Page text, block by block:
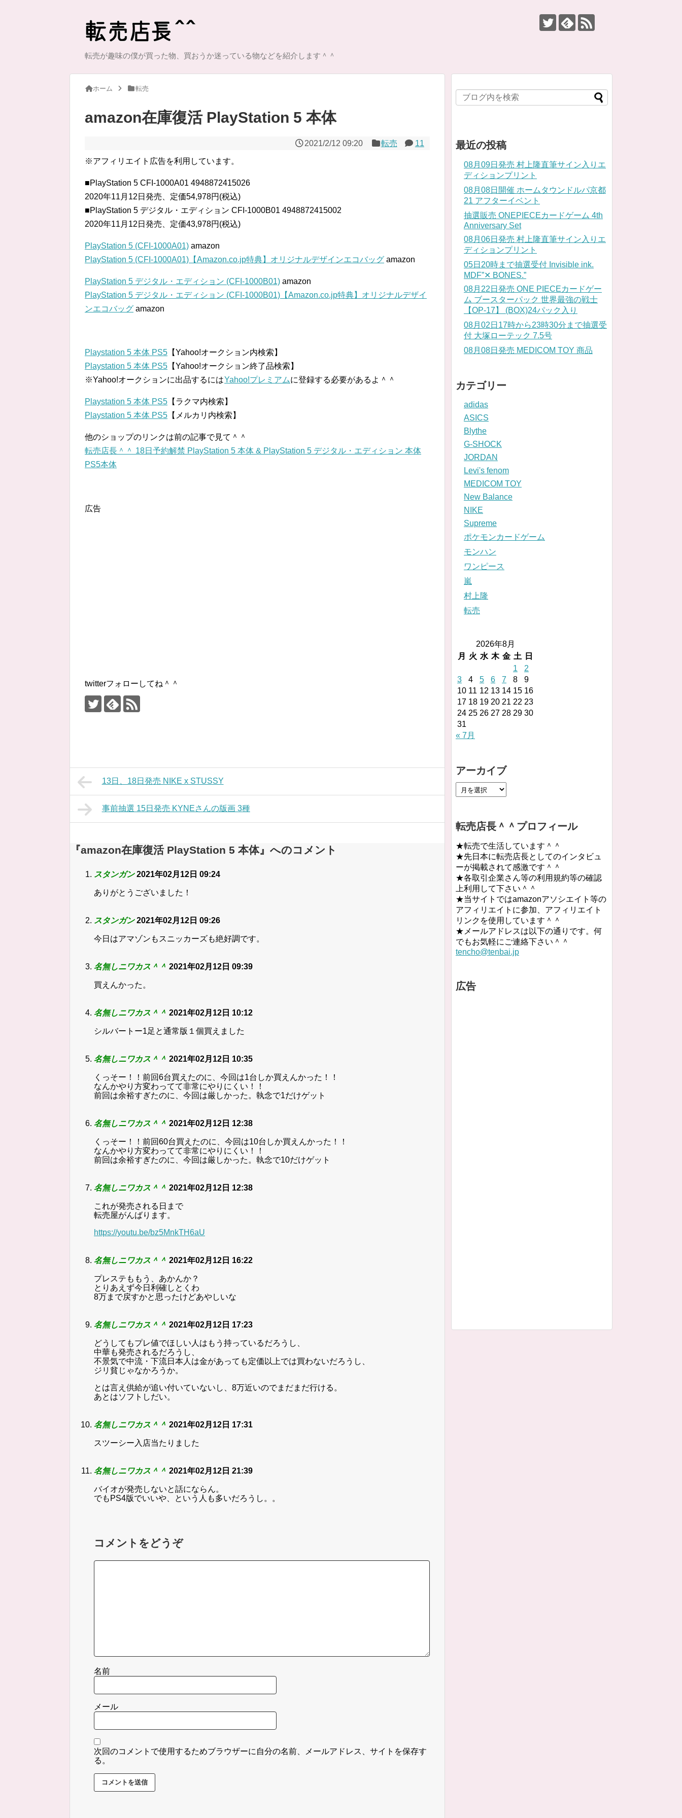
転売が趣味の僕が買った物、買おうか迷っている物などを紹介します＾＾
ホーム 転売
amazon在庫復活 PlayStation 5 本体
2021/2/12 09:20 転売 11
※アフィリエイト広告を利用しています。
■PlayStation 5 CFI-1000A01 4948872415026
2020年11月12日発売、定価54,978円(税込)
■PlayStation 5 デジタル・エディション CFI-1000B01 4948872415002
2020年11月12日発売、定価43,978円(税込)
PlayStation 5 (CFI-1000A01) amazon
PlayStation 5 (CFI-1000A01)【Amazon.co.jp特典】オリジナルデザインエコバッグ amazon
PlayStation 5 デジタル・エディション (CFI-1000B01) amazon
PlayStation 5 デジタル・エディション (CFI-1000B01)【Amazon.co.jp特典】オリジナルデザイ
ンエコバッグ amazon
Playstation 5 本体 PS5 【Yahoo!オークション内検索】
Playstation 5 本体 PS5 【Yahoo!オークション終了品検索】
※Yahoo!オークションに出品するにはYahoo!プレミアムに登録する必要があるよ＾＾
Playstation 5 本体 PS5 【ラクマ内検索】
Playstation 5 本体 PS5 【メルカリ内検索】
他のショップのリンクは前の記事で見て＾＾
転売店長＾＾ 18日予約解禁 PlayStation 5 本体 & PlayStation 5 デジタル・エディション 本体
PS5本体
広告
twitterフォローしてね＾＾
13日、18日発売 NIKE x STUSSY
事前抽選 15日発売 KYNEさんの版画 3種
『amazon在庫復活 PlayStation 5 本体』へのコメント
スタンガン 2021年02月12日 09:24
ありがとうございました！
スタンガン 2021年02月12日 09:26
今日はアマゾンもスニッカーズも絶好調です。
名無しニワカス＾＾ 2021年02月12日 09:39
買えんかった。
名無しニワカス＾＾ 2021年02月12日 10:12
シルバートー1足と通常版１個買えました
名無しニワカス＾＾ 2021年02月12日 10:35
くっそー！！前回6台買えたのに、今回は1台しか買えんかった！！
なんかやり方変わってて非常にやりにくい！！
前回は余裕すぎたのに、今回は厳しかった。執念で1だけゲット
名無しニワカス＾＾ 2021年02月12日 12:38
くっそー！！前回60台買えたのに、今回は10台しか買えんかった！！
なんかやり方変わってて非常にやりにくい！！
前回は余裕すぎたのに、今回は厳しかった。執念で10だけゲット
名無しニワカス＾＾ 2021年02月12日 12:38
これが発売される日まで
転売屋がんばります。
https://youtu.be/bz5MnkTH6aU
名無しニワカス＾＾ 2021年02月12日 16:22
プレステももう、あかんか？
とりあえず今日利確しとくわ
8万まで戻すかと思ったけどあやしいな
名無しニワカス＾＾ 2021年02月12日 17:23
どうしてもプレ値でほしい人はもう持っているだろうし、
中華も発売されるだろうし、
不景気で中流・下流日本人は金があっても定価以上では買わないだろうし、
ジリ貧じゃなかろうか。
とは言え供給が追い付いていないし、8万近いのでまだまだ行ける。
あとはソフトしだい。
名無しニワカス＾＾ 2021年02月12日 17:31
スツーシー入店当たりました
名無しニワカス＾＾ 2021年02月12日 21:39
バイオが発売しないと話にならん。
でもPS4版でいいや、という人も多いだろうし。。
コメントをどうぞ
名前
メール
次回のコメントで使用するためブラウザーに自分の名前、メールアドレス、サイトを保存す
る。
最近の投稿
08月09日発売 村上隆直筆サイン入りエ
ディションプリント
08月08日開催 ホームタウンドルパ京都
21 アフターイベント
抽選販売 ONEPIECEカードゲーム 4th
Anniversary Set
08月06日発売 村上隆直筆サイン入りエ
ディションプリント
05日20時まで抽選受付 Invisible ink.
MDF”✕ BONES.”
08月22日発売 ONE PIECEカードゲー
ム ブースターパック 世界最強の戦士
【OP-17】 (BOX)24パック入り
08月02日17時から23時30分まで抽選受
付 大塚ローテック 7.5号
08月08日発売 MEDICOM TOY 商品
カテゴリー
adidas
ASICS
Blythe
G-SHOCK
JORDAN
Levi's fenom
MEDICOM TOY
New Balance
NIKE
Supreme
ポケモンカードゲーム
モンハン
ワンピース
嵐
村上隆
転売
2026年8月
月
火 水 木 金 土
日
1
2
3
4 5 6 7 8
9
10 11 12 13 14 15 16
17 18 19 20 21 22 23
24 25 26 27 28 29 30
31
« 7月
アーカイブ
転売店長＾＾プロフィール
★転売で生活しています＾＾
★先日本に転売店長としてのインタビュ
ーが掲載されて感激です＾＾
★各取引企業さん等の利用規約等の確認
上利用して下さい＾＾
★当サイトではamazonアソシエイト等の
アフィリエイトに参加、アフィリエイト
リンクを使用しています＾＾
★メールアドレスは以下の通りです。何
でもお気軽にご連絡下さい＾＾
tencho@tenbai.jp
広告